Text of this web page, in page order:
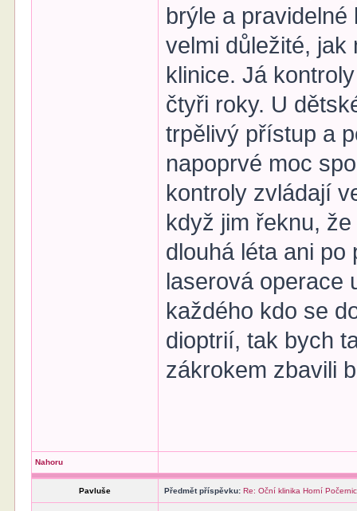
brýle a
velmi důležité, jak
klinice. Já
čtyři roky. U
trpělivý přístup a
napoprvé moc
kontroly zvládají
když jim řeknu,
dlouhá léta ani po
laserová operace
každého kdo se
dioptrií, tak bych
zákrokem zbavili
Nahoru
Pavluše Předmět příspěvku: Re: Oční klinika Horní